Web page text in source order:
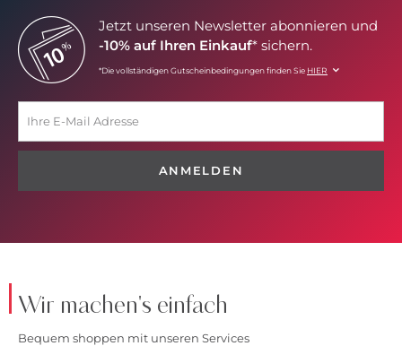
Jetzt unseren Newsletter abonnieren und
-10% auf Ihren Einkauf* sichern.
*Die vollständigen Gutscheinbedingungen finden Sie HIER
ANMELDEN
Wir machen's einfach
Bequem shoppen mit unseren Services